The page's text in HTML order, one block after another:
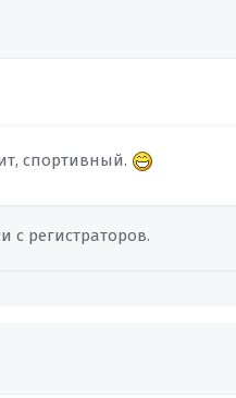
спортивный.
с регистраторов.